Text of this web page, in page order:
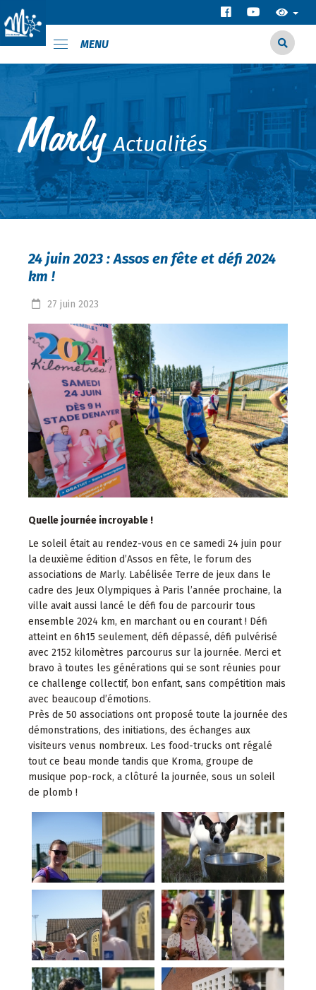
MENU
Actualités
24 juin 2023 : Assos en fête et défi 2024
km !
27 juin 2023
Quelle journée incroyable !
Le soleil était au rendez-vous en ce samedi 24 juin pour
la deuxième édition d’Assos en fête, le forum des
associations de Marly. Labélisée Terre de jeux dans le
cadre des Jeux Olympiques à Paris l’année prochaine, la
ville avait aussi lancé le défi fou de parcourir tous
ensemble 2024 km, en marchant ou en courant ! Défi
atteint en 6h15 seulement, défi dépassé, défi pulvérisé
avec 2152 kilomètres parcourus sur la journée. Merci et
bravo à toutes les générations qui se sont réunies pour
ce challenge collectif, bon enfant, sans compétition mais
avec beaucoup d’émotions.
Près de 50 associations ont proposé toute la journée des
démonstrations, des initiations, des échanges aux
visiteurs venus nombreux. Les food-trucks ont régalé
tout ce beau monde tandis que Kroma, groupe de
musique pop-rock, a clôturé la journée, sous un soleil
de plomb !